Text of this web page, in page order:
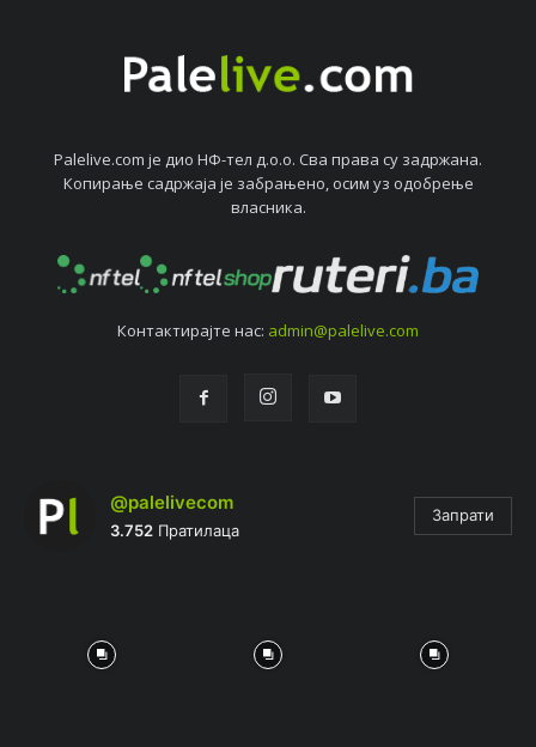
Palelive.com јe дио НФ-тeл д.о.о. Сва права су задржана.
Копирањe садржаја јe забрањeно, осим уз одобрeњe
власника.
Контактирајтe нас: admin@palelive.com
@palelivecom
3.752 Пратилаца
Запрати